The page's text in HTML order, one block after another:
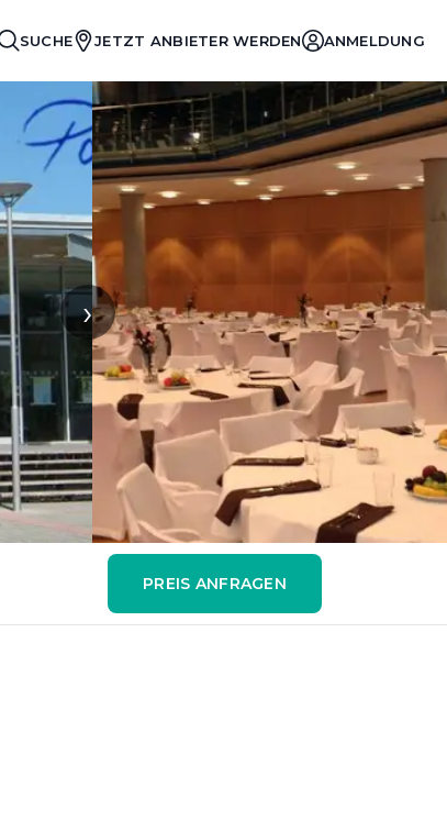
SUCHE JETZT ANBIETER WERDEN ANMELDUNG
›
PREIS ANFRAGEN